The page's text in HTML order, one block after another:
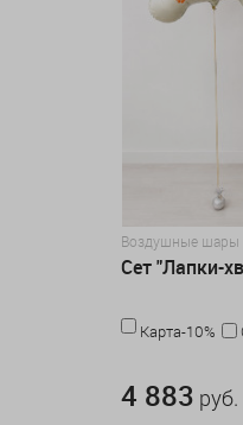
Воздушные шары
Сет "Лапки-
Карта-10%
4 883 руб.